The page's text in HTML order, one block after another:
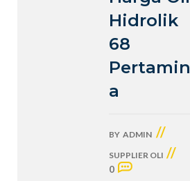
Hidrolik
68
Pertamin
a
BY ADMIN //
SUPPLIER OLI //
0